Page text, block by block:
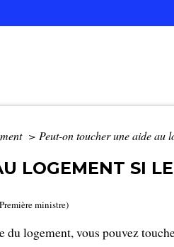
> Peut-on toucher une aide au
LOGEMENT SI
ministre)
du logement, vous pouvez